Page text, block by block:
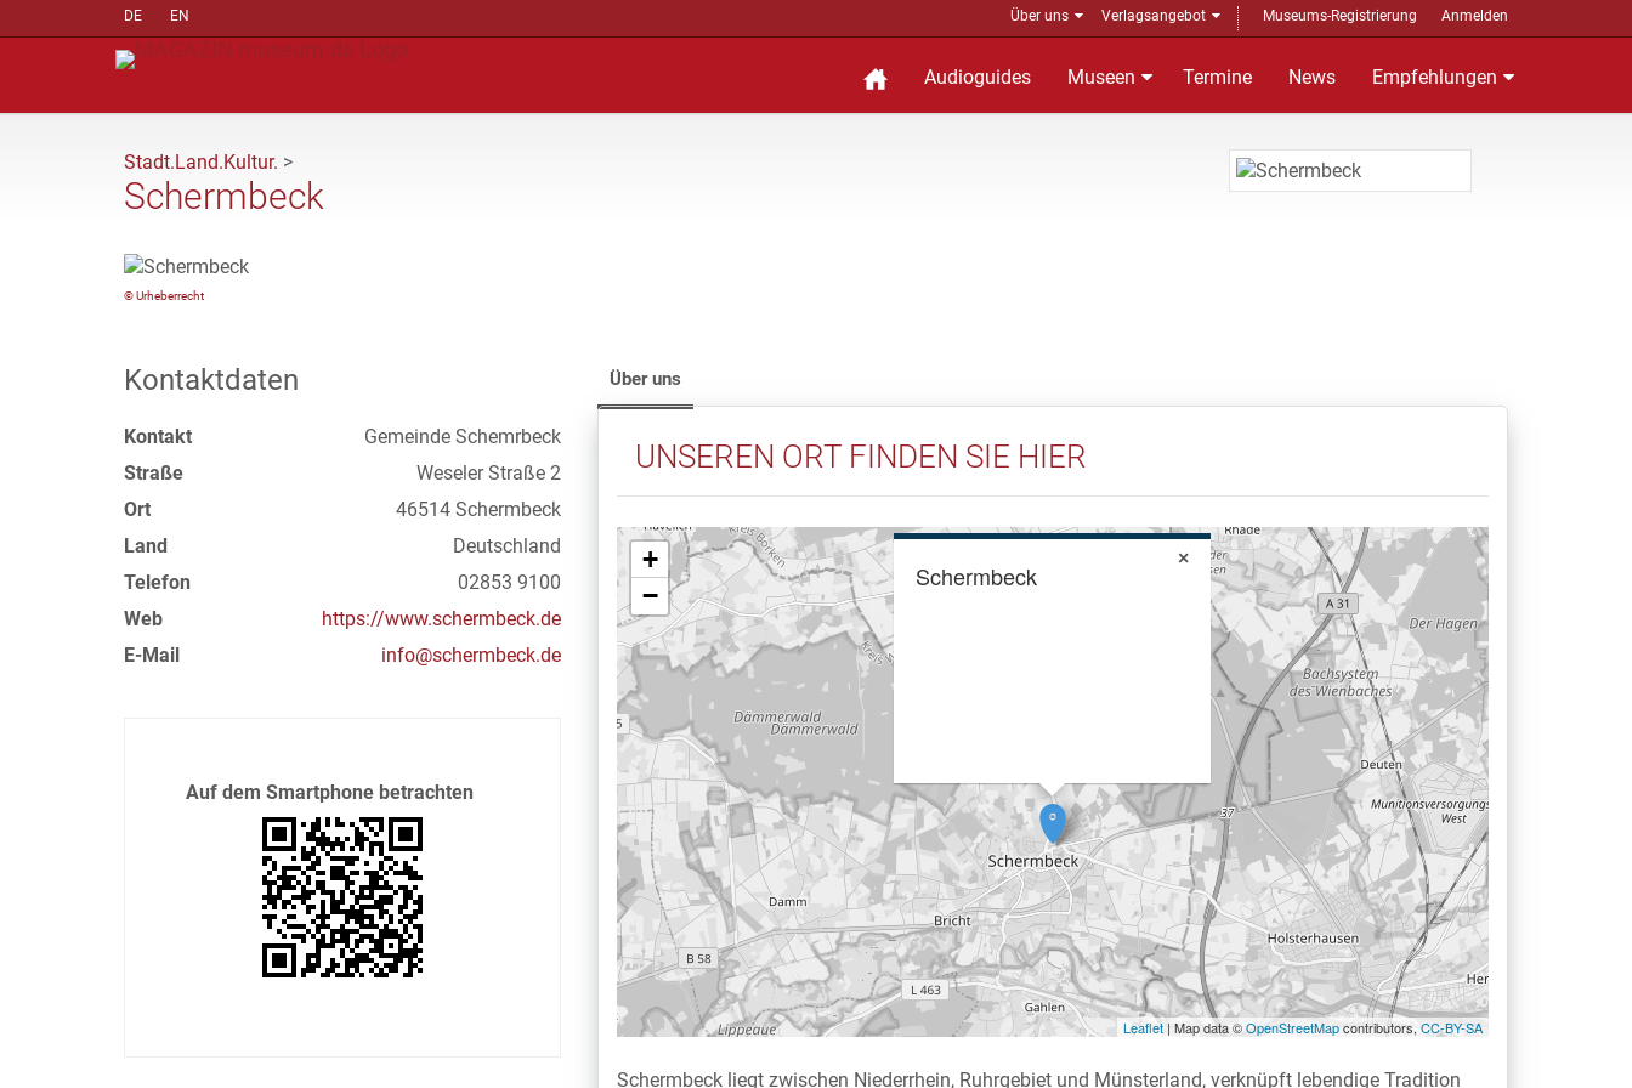
DE EN Über uns Verlagsangebot Museums-Registrierung Anmelden
Audioguides Museen Termine News Empfehlungen
Stadt.Land.Kultur. >
Schermbeck
© Urheberrecht
Kontaktdaten
Kontakt
Gemeinde Schemrbeck
Straße
Weseler Straße 2
Ort
46514 Schermbeck
Land
Deutschland
Telefon
02853 9100
Web
https://www.schermbeck.de
E-Mail
info@schermbeck.de
Auf dem Smartphone betrachten
Über uns
UNSEREN ORT FINDEN SIE HIER
Schermbeck
×
+
−
Leaflet | Map data ©OpenStreetMapcontributors, CC-BY-SA
Schermbeck liegt zwischen Niederrhein, Ruhrgebiet und Münsterland, verknüpft lebendige Tradition